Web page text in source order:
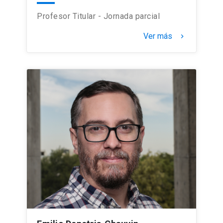
Profesor Titular - Jornada parcial
Ver más keyboard_arrow_right